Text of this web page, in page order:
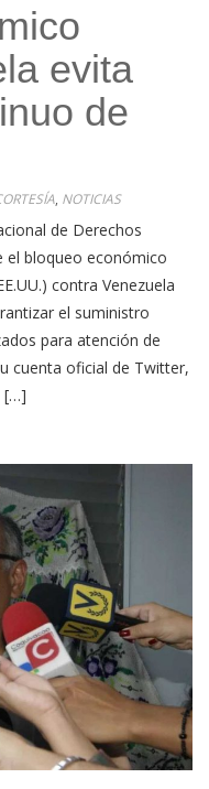
evita
de
, NOTICIAS
de Derechos
el bloqueo económico
contra Venezuela
el suministro
para atención de
cuenta oficial de Twitter,
[…]